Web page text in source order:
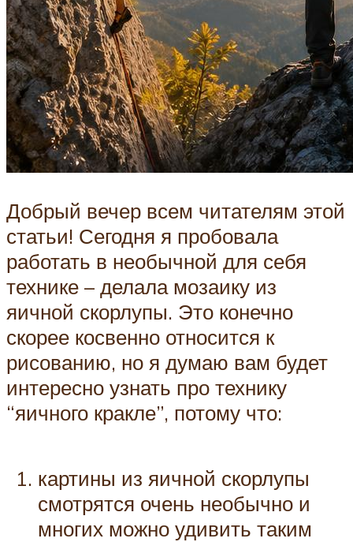
Добрый вечер всем читателям этой
статьи! Сегодня я пробовала
работать в необычной для себя
технике – делала мозаику из
яичной скорлупы. Это конечно
скорее косвенно относится к
рисованию, но я думаю вам будет
интересно узнать про технику
“яичного кракле”, потому что:
картины из яичной скорлупы
смотрятся очень необычно и
многих можно удивить таким